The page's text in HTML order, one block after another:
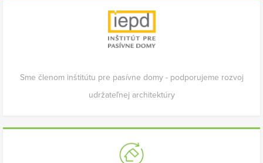
Sme členom inštitútu pre pasívne domy - podporujeme rozvoj
udržateľnej architektúry